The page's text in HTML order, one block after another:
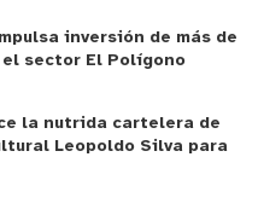
inversión de más de
sector El Polígono
la nutrida cartelera de
Leopoldo Silva para